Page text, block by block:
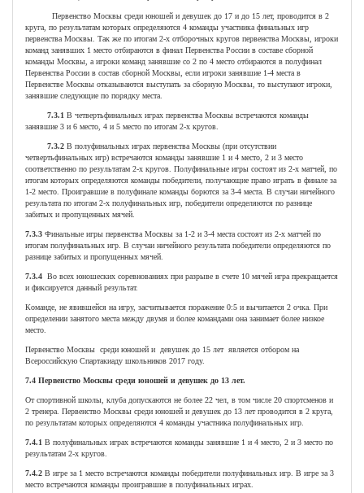
Первенство Москвы среди юношей и девушек до 17 и до 15 лет, проводится в 2
круга, по результатам которых определяются 4 команды участника финальных игр
первенства Москвы. Так же по итогам 2-х отборочных кругов первенства Москвы, игроки
команд занявших 1 место отбираются в финал Первенства России в составе сборной
команды Москвы, а игроки команд занявшие со 2 по 4 место отбираются в полуфинал
Первенства России в состав сборной Москвы, если игроки занявшие 1-4 места в
Первенстве Москвы отказываются выступать за сборную Москвы, то выступают игроки,
занявшие следующие по порядку места.
7.3.1 В четвертьфинальных играх первенства Москвы встречаются команды
занявшие 3 и 6 место, 4 и 5 место по итогам 2-х кругов.
7.3.2 В полуфинальных играх первенства Москвы (при отсутствии
четвертьфинальных игр) встречаются команды занявшие 1 и 4 место, 2 и 3 место
соответственно по результатам 2-х кругов. Полуфинальные игры состоят из 2-х матчей, по
итогам которых определяются команды победители, получающие право играть в финале за
1-2 место. Проигравшие в полуфинале команды борются за 3-4 места. В случаи ничейного
результата по итогам 2-х полуфинальных игр, победители определяются по разнице
забитых и пропущенных мячей.
7.3.3 Финальные игры первенства Москвы за 1-2 и 3-4 места состоят из 2-х матчей по
итогам полуфинальных игр. В случаи ничейного результата победители определяются по
разнице забитых и пропущенных мячей.
7.3.4 Во всех юношеских соревнованиях при разрыве в счете 10 мячей игра прекращается
и фиксируется данный результат.
Команде, не явившейся на игру, засчитывается поражение 0:5 и вычитается 2 очка. При
определении занятого места между двумя и более командами она занимает более низкое
место.
Первенство Москвы среди юношей и девушек до 15 лет является отбором на
Всероссийскую Спартакиаду школьников 2017 году.
7.4 Первенство Москвы среди юношей и девушек до 13 лет.
От спортивной школы, клуба допускаются не более 22 чел, в том числе 20 спортсменов и
2 тренера. Первенство Москвы среди юношей и девушек до 13 лет проводится в 2 круга,
по результатам которых определяются 4 команды участника полуфинальных игр.
7.4.1 В полуфинальных играх встречаются команды занявшие 1 и 4 место, 2 и 3 место по
результатам 2-х кругов.
7.4.2 В игре за 1 место встречаются команды победители полуфинальных игр. В игре за 3
место встречаются команды проигравшие в полуфинальных играх.